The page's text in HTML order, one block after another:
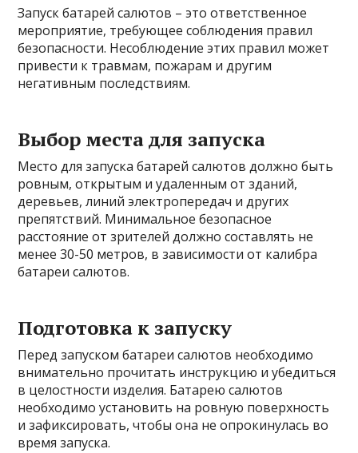
Запуск батарей салютов – это ответственное
мероприятие, требующее соблюдения правил
безопасности. Несоблюдение этих правил может
привести к травмам, пожарам и другим
негативным последствиям.
Выбор места для запуска
Место для запуска батарей салютов должно быть
ровным, открытым и удаленным от зданий,
деревьев, линий электропередач и других
препятствий. Минимальное безопасное
расстояние от зрителей должно составлять не
менее 30-50 метров, в зависимости от калибра
батареи салютов.
Подготовка к запуску
Перед запуском батареи салютов необходимо
внимательно прочитать инструкцию и убедиться
в целостности изделия. Батарею салютов
необходимо установить на ровную поверхность
и зафиксировать, чтобы она не опрокинулась во
время запуска.